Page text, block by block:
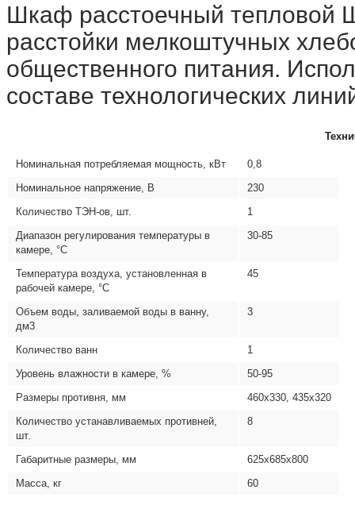
Шкаф расстоечный тепловой
расстойки мелкоштучных
общественного питания.
составе технологических
Номинальная потребляемая мощность, кВт
0,8
Номинальное напряжение, В
230
Количество ТЭН-ов, шт.
1
Диапазон регулирования температуры в
камере, °С
30-85
Температура воздуха, установленная в
рабочей камере, °С
45
Объем воды, заливаемой воды в ванну,
дм3
3
Количество ванн
1
Уровень влажности в камере, %
50-95
Размеры противня, мм
460х330, 435х320
Количество устанавливаемых противней,
шт.
8
Габаритные размеры, мм
625х685x800
Масса, кг
60